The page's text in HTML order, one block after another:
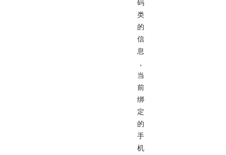
码
类
的
信
息
，
当
前
绑
定
的
手
机